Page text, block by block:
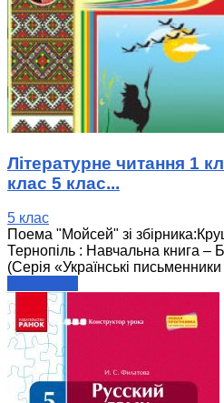
Літературне читання 1
клас 5 клас...
5 клас
Поема "Мойсей" зі
Тернопіль : Навчальна книга
(Серія «Українські письменники